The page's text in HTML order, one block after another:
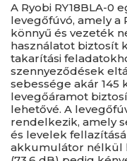
A Ryobi RY18BLA-0
levegőfúvó, amely a
könnyű és vezeték
használatot biztosít
takarítási
szennyeződések
sebessége akár 145
levegőáramot
lehetővé. A
rendelkezik, amely
és levelek
akkumulátor nélkül